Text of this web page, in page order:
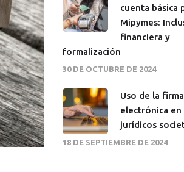
cuenta básica
Mipymes:
financiera y
formalización
30 DE OCTUBRE DE 2024
Uso de la firma
electrónica en
jurídicos
18 DE SEPTIEMBRE DE 2024